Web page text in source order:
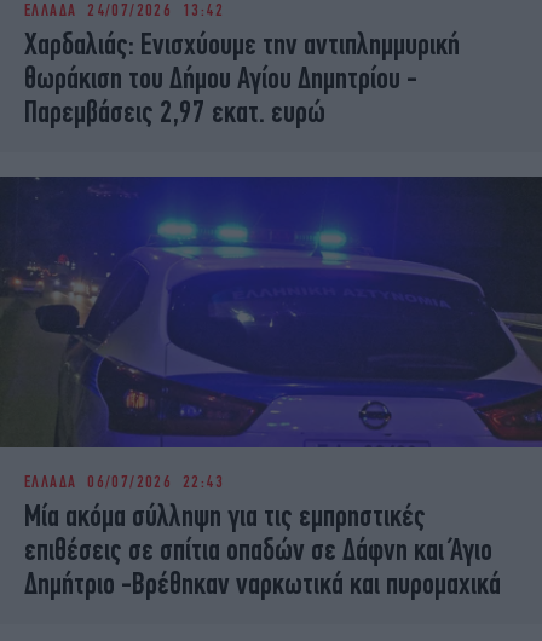
iBOOKS
OSCARS
THE OCEAN
MEDIA
ELAMEFORA
ΕΛΛΑΔΑ 24/07/2026 13:42
Χαρδαλιάς: Ενισχύουμε την αντιπλημμυρική
θωράκιση του Δήμου Αγίου Δημητρίου -
Παρεμβάσεις 2,97 εκατ. ευρώ
ΕΛΛΑΔΑ 06/07/2026 22:43
Μία ακόμα σύλληψη για τις εμπρηστικές
επιθέσεις σε σπίτια οπαδών σε Δάφνη και Άγιο
Δημήτριο -Βρέθηκαν ναρκωτικά και πυρομαχικά